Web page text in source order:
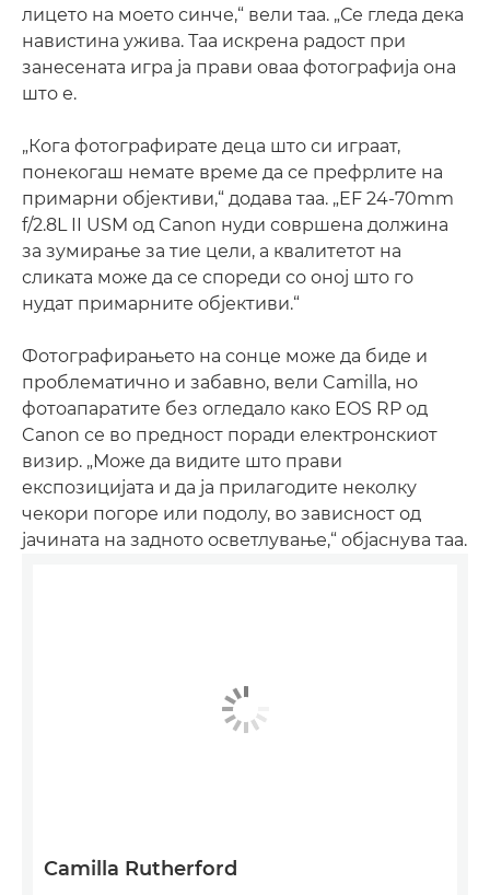
лицето на моето синче,“ вели таа. „Се гледа дека
навистина ужива. Таа искрена радост при
занесената игра ја прави оваа фотографија она
што е.
„Кога фотографирате деца што си играат,
понекогаш немате време да се префрлите на
примарни објективи,“ додава таа. „EF 24-70mm
f/2.8L II USM од Canon нуди совршена должина
за зумирање за тие цели, а квалитетот на
сликата може да се спореди со оној што го
нудат примарните објективи.“
Фотографирањето на сонце може да биде и
проблематично и забавно, вели Camilla, но
фотоапаратите без огледало како EOS RP од
Canon се во предност поради електронскиот
визир. „Може да видите што прави
експозицијата и да ја прилагодите неколку
чекори погоре или подолу, во зависност од
јачината на задното осветлување,“ објаснува таа.
Camilla Rutherford